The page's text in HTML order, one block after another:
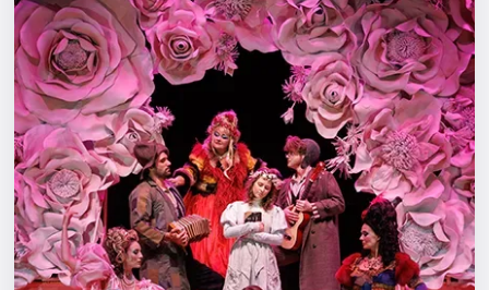
Квесты
Экскурсии
Спорт
События
Города